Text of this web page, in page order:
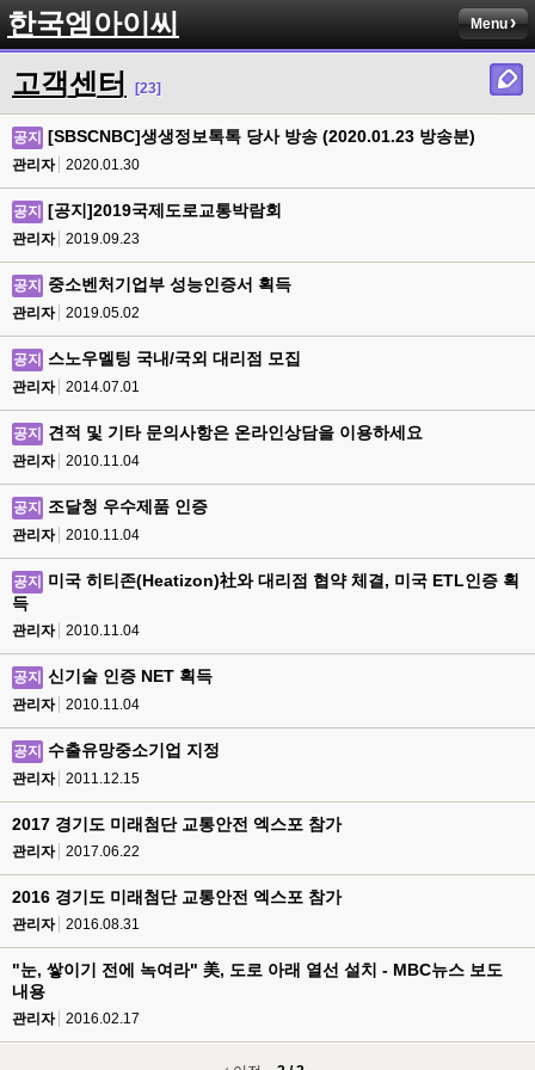
한국엠아이씨 Menu
고객센터 [23]
공지 [SBSCNBC]생생정보톡톡 당사 방송 (2020.01.23 방송분)
관리자 2020.01.30
공지 [공지]2019국제도로교통박람회
관리자 2019.09.23
공지 중소벤처기업부 성능인증서 획득
관리자 2019.05.02
공지 스노우멜팅 국내/국외 대리점 모집
관리자 2014.07.01
공지 견적 및 기타 문의사항은 온라인상담을 이용하세요
관리자 2010.11.04
공지 조달청 우수제품 인증
관리자 2010.11.04
공지
미국 히티존(Heatizon)社와 대리점 협약 체결, 미국 ETL인증 획
득
관리자 2010.11.04
공지 신기술 인증 NET 획득
관리자 2010.11.04
공지 수출유망중소기업 지정
관리자 2011.12.15
2017 경기도 미래첨단 교통안전 엑스포 참가
관리자 2017.06.22
2016 경기도 미래첨단 교통안전 엑스포 참가
관리자 2016.08.31
"눈, 쌓이기 전에 녹여라" 美, 도로 아래 열선 설치 - MBC뉴스 보도
내용
관리자 2016.02.17